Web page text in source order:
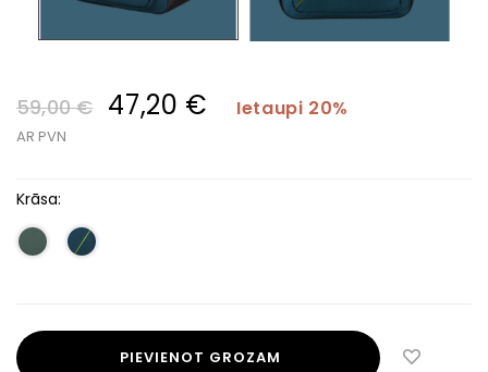
59,00 € 47,20 € Ietaupi 20%
AR PVN
Krāsa:
PIEVIENOT GROZAM